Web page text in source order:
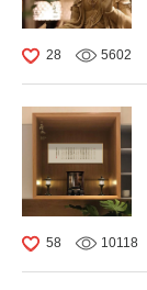
28 5602
58 10118